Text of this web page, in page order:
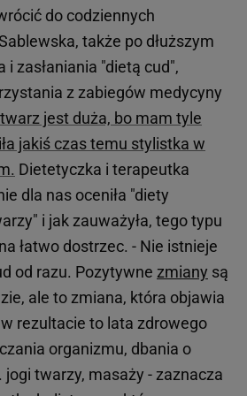
do codziennych
także po dłuższym
i zasłaniania "dietą cud",
z zabiegów medycyny
jest duża, bo mam tyle
jakiś czas temu stylistka w
Dietetyczka i terapeutka
dla nas oceniła "diety
i jak zauważyła, tego typu
łatwo dostrzec. - Nie istnieje
od razu. Pozytywne zmiany są
ale to zmiana, która objawia
rezultacie to lata zdrowego
organizmu, dbania o
jogi twarzy, masaży - zaznacza